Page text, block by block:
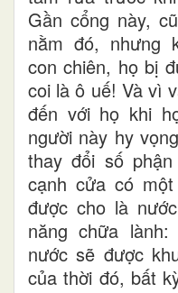
Gần cổng này,
nằm đó, nhưng
con chiên, họ bị
coi là ô uế! Và vì
đến với họ khi
người này hy
thay đổi số
cạnh cửa có
được cho là
năng chữa
nước sẽ được
của thời đó, bất